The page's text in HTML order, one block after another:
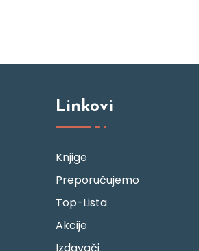
Linkovi
Knjige
Preporučujemo
Top-Lista
Akcije